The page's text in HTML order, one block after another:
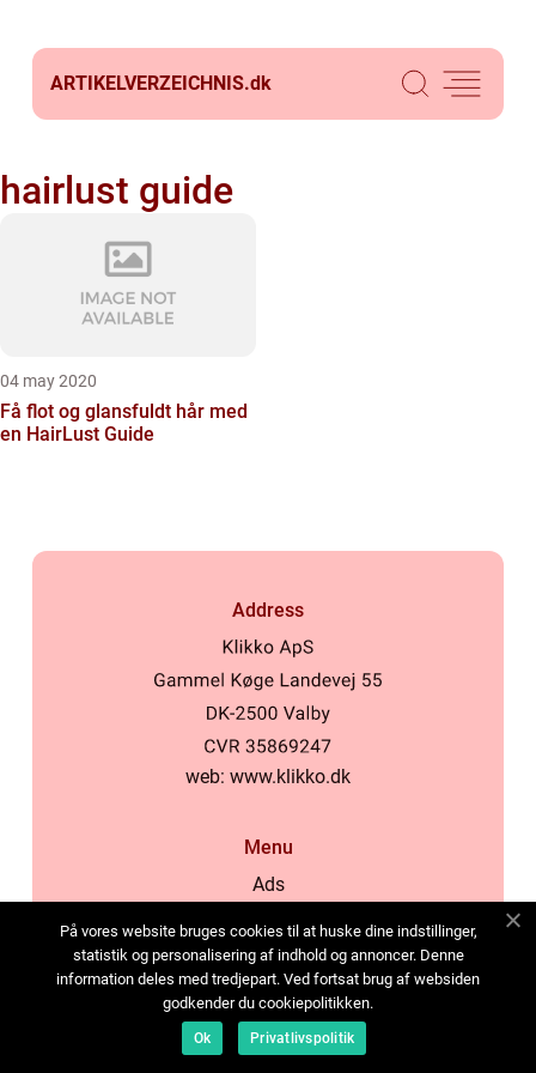
ARTIKELVERZEICHNIS.dk
hairlust guide
04 may 2020
Få flot og glansfuldt hår med
en HairLust Guide
Address
web: www.klikko.dk
Menu
Ads
Cookies
Contact
Sitemap
På vores website bruges cookies til at huske dine indstillinger,
statistik og personalisering af indhold og annoncer. Denne
information deles med tredjepart. Ved fortsat brug af websiden
godkender du cookiepolitikken.
Ok Privatlivspolitik